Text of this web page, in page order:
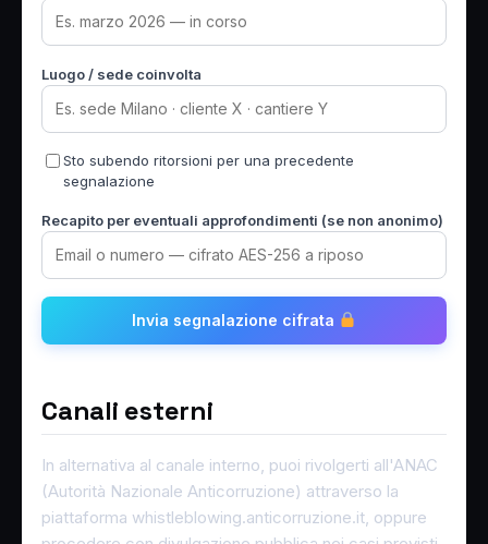
Luogo / sede coinvolta
Sto subendo ritorsioni per una precedente
segnalazione
Recapito per eventuali approfondimenti (se non anonimo)
Invia segnalazione cifrata
Canali esterni
In alternativa al canale interno, puoi rivolgerti all'ANAC
(Autorità Nazionale Anticorruzione) attraverso la
piattaforma whistleblowing.anticorruzione.it, oppure